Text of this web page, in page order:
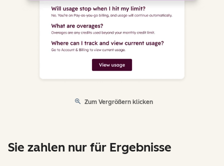
Zum Vergrößern klicken
Sie zahlen nur für Ergebnisse